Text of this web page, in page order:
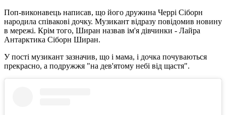
Поп-виконавець написав, що його дружина Черрі Сіборн
народила співакові дочку. Музикант відразу повідомив новину
в мережі. Крім того, Ширан назвав ім'я дівчинки - Лайра
Антарктика Сіборн Ширан.
У пості музикант зазначив, що і мама, і дочка почуваються
прекрасно, а подружжя "на дев'ятому небі від щастя".